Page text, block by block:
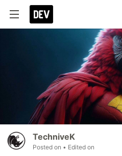
TechniveK
Posted on • Edited on